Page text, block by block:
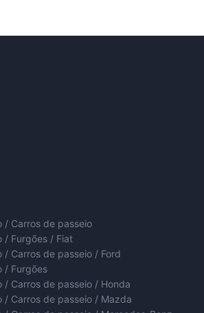
/ Carros de passeio
/ Furgões / Fiat
/ Carros de passeio / Ford
/ Furgões
/ Carros de passeio / Honda
/ Carros de passeio / Mazda